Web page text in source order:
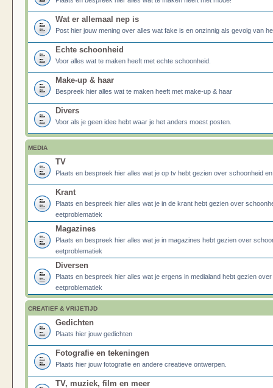
Wat er allemaal nep is
Post hier jouw mening over alles wat fake is en onzinnig als gevolg van
Echte schoonheid
Voor alles wat te maken heeft met echte schoonheid.
Make-up & haar
Bespreek hier alles wat te maken heeft met make-up & haar
Divers
Voor als je geen idee hebt waar je het anders moest posten.
MEDIA
TV
Plaats en bespreek hier alles wat je op tv hebt gezien over schoonheid
Krant
Plaats en bespreek hier alles wat je in de krant hebt gezien over
eetproblematiek
Magazines
Plaats en bespreek hier alles wat je in magazines hebt gezien over
eetproblematiek
Diversen
Plaats en bespreek hier alles wat je ergens in medialand hebt gezien
eetproblematiek
CREATIEF & VRIJETIJD
Gedichten
Plaats hier jouw gedichten
Fotografie en tekeningen
Plaats hier jouw fotografie en andere creatieve ontwerpen.
TV, muziek, film en meer